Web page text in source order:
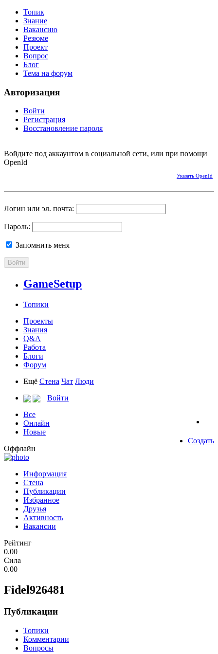
Топик
Знание
Вакансию
Резюме
Проект
Вопрос
Блог
Тема на форум
Авторизация
Войти
Регистрация
Восстановление пароля
Войдите под аккаунтом в социальной сети, или при помощи
OpenId
Указать OpenId
Логин или эл. почта:
Пароль:
Запомнить меня
Войти
GameSetup
Топики
Проекты
Знания
Q&A
Работа
Блоги
Форум
Ещё Стена Чат Люди
Войти
Все
Онлайн
Новые
Создать
Оффлайн
Информация
Стена
Публикации
Избранное
Друзья
Активность
Вакансии
Рейтинг
0.00
Сила
0.00
Fidel926481
Публикации
Топики
Комментарии
Вопросы